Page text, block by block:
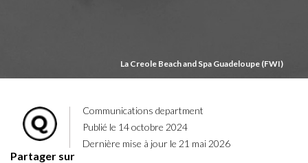
La Creole Beach and Spa Guadeloupe (FWI)
Communications department
Publié le 14 octobre 2024
Dernière mise à jour le 21 mai 2026
Partager sur